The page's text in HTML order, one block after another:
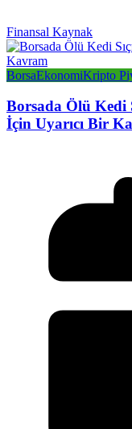
Finansal Kaynak
BorsaEkonomiKripto
Borsada Ölü Kedi
İçin Uyarıcı Bir